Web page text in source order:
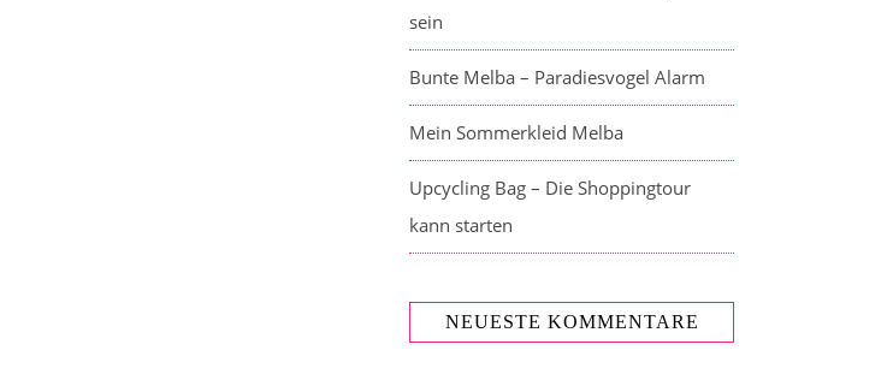
sein
Bunte Melba – Paradiesvogel Alarm
Mein Sommerkleid Melba
Upcycling Bag – Die Shoppingtour
kann starten
NEUESTE KOMMENTARE